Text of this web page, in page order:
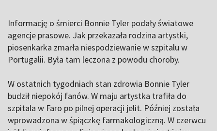
Informację o śmierci Bonnie Tyler podały światowe
agencje prasowe. Jak przekazała rodzina artystki,
piosenkarka zmarła niespodziewanie w szpitalu w
Portugalii. Była tam leczona z powodu choroby.
W ostatnich tygodniach stan zdrowia Bonnie Tyler
budził niepokój fanów. W maju artystka trafiła do
szpitala w Faro po pilnej operacji jelit. Później została
wprowadzona w śpiączkę farmakologiczną. W czerwcu